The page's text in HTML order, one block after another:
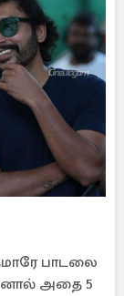
பாடலை
அதை 5